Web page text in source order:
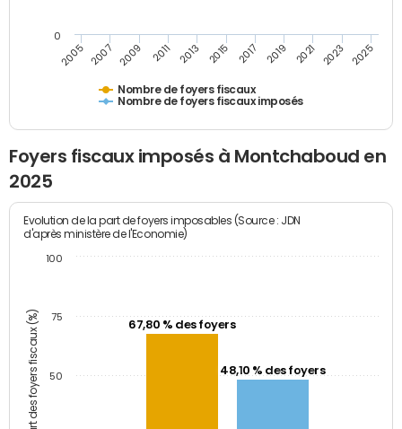
Nombre de foyers fiscaux
Nombre de foyers fiscaux imposés
2005 2007 2009 2011 2013 2015 2017 2019 2021 2023 2025
0
Foyers fiscaux imposés à Montchaboud en
2025
Part des foyers fiscaux (%)
Evolution de la part de foyers imposables (Source : JDN
d'après ministère de l'Economie)
67,80 % des foyers
48,10 % des foyers
50
75
100